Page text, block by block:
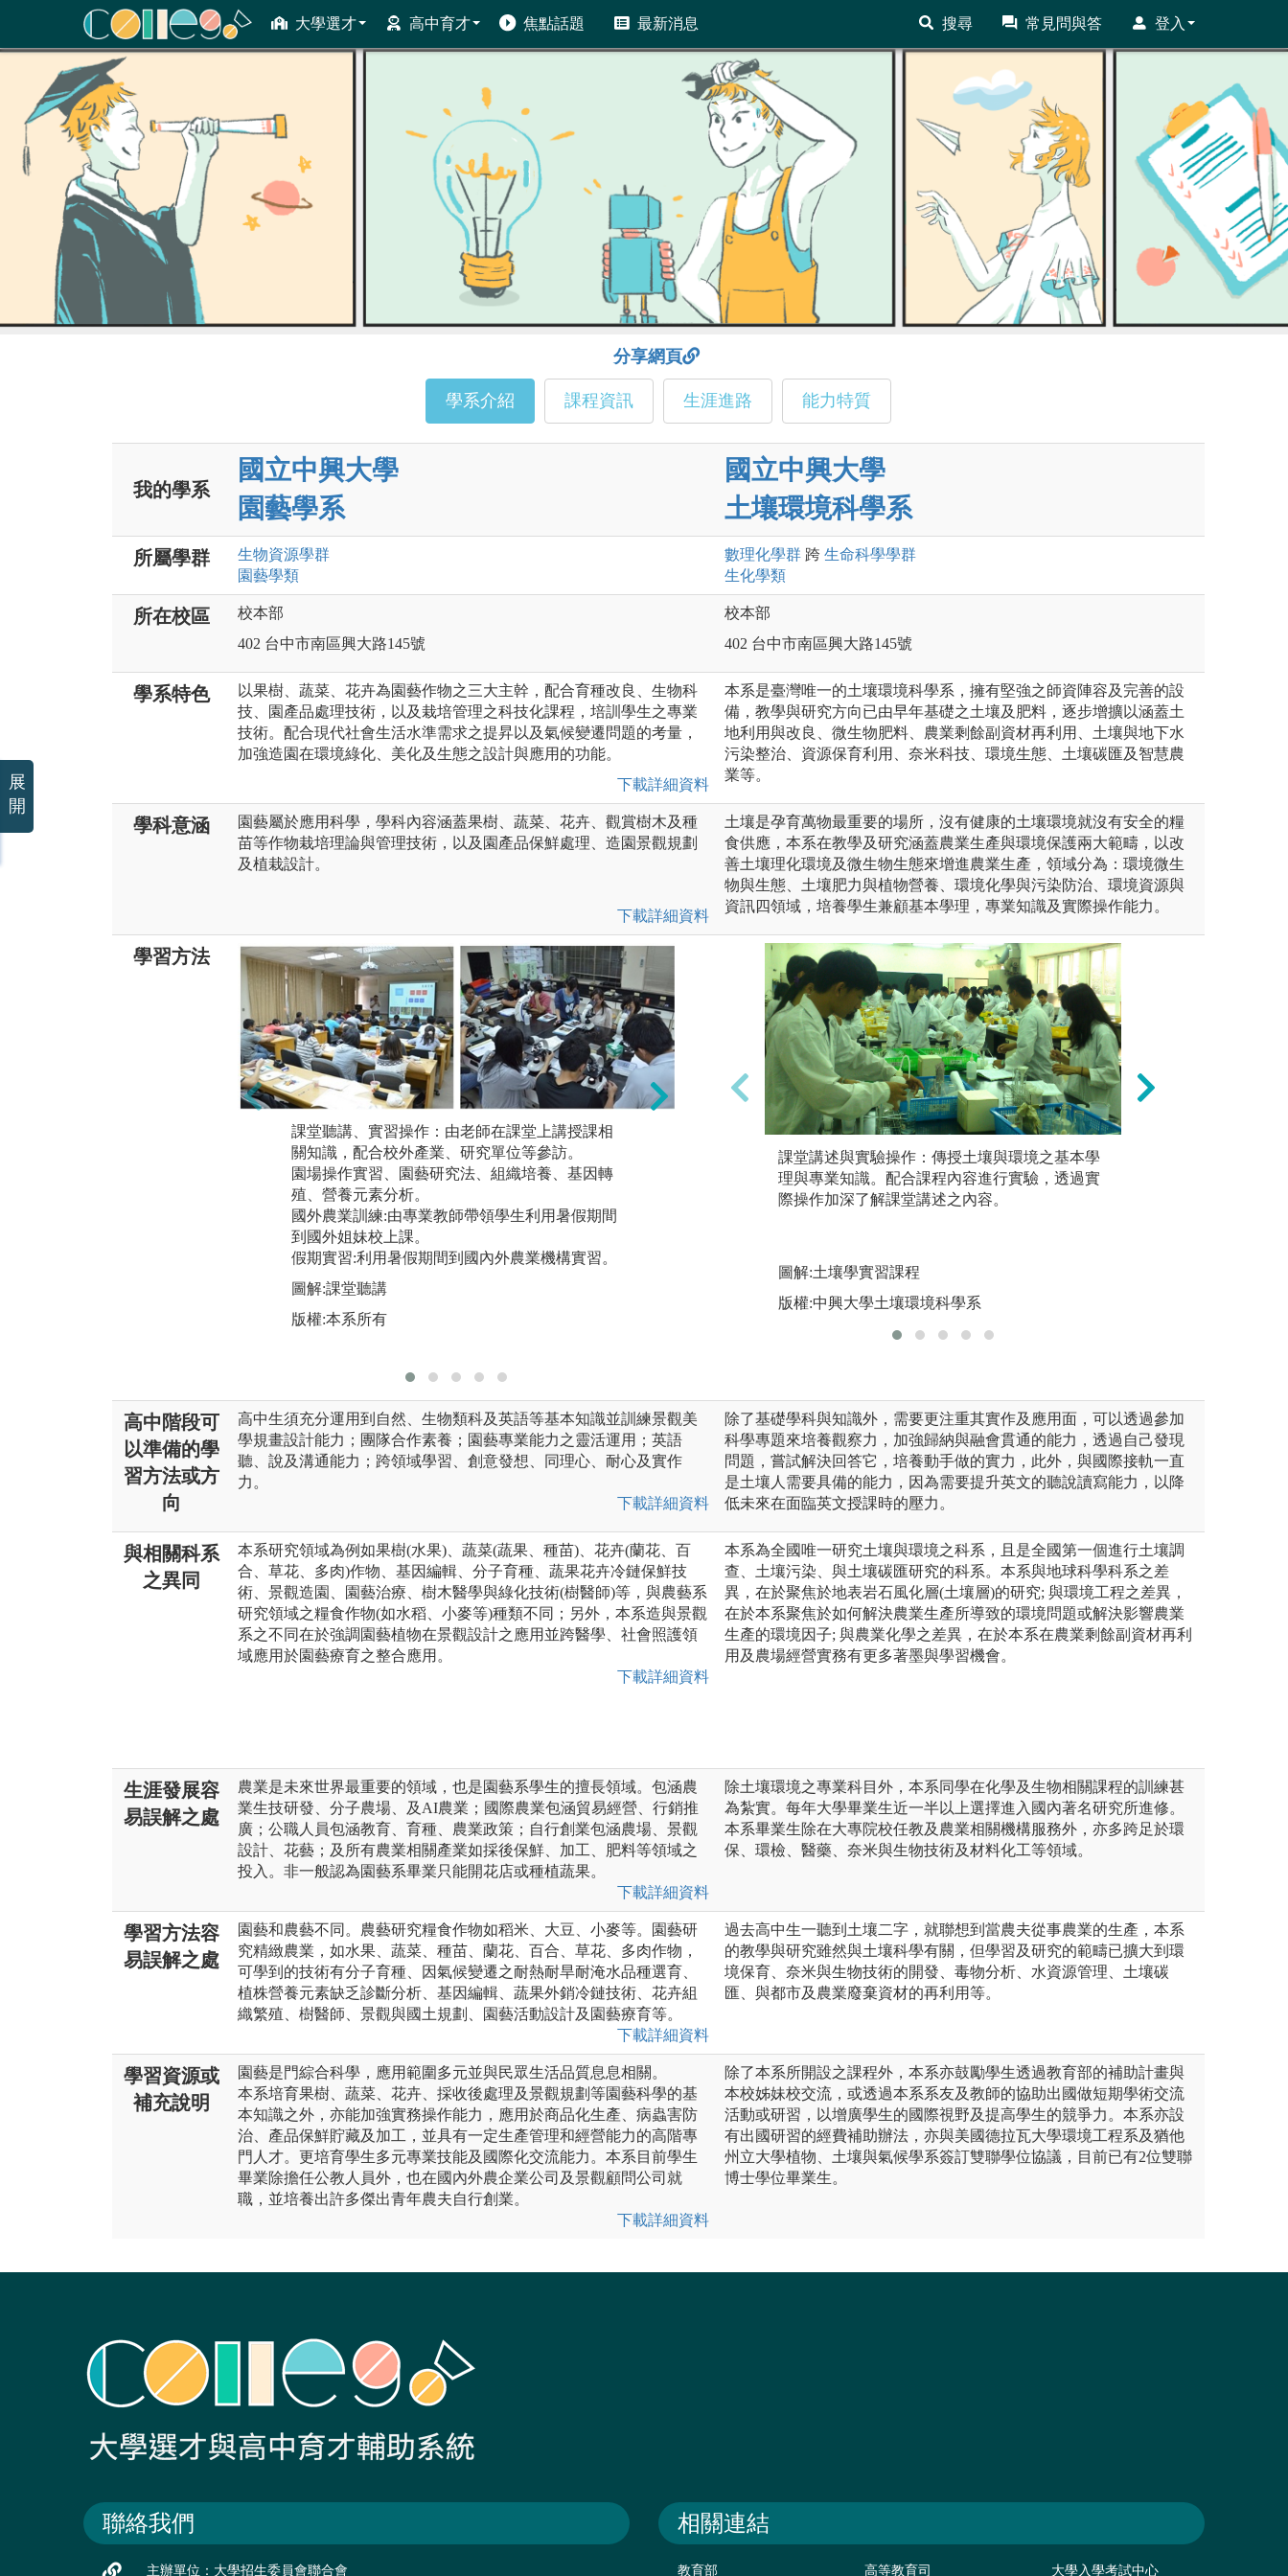
大學選才 高中育才 焦點話題 最新消息 搜尋 常見問與答 登入
ColleGo! 大學選才與高中育才輔助系統
分享網頁
學系介紹 課程資訊 生涯進路 能力特質
我的學系
國立中興大學
園藝學系
國立中興大學
土壤環境科學系
所屬學群 生物資源學群
園藝學類
數理化學群 跨 生命科學學群
生化學類
所在校區
校本部
402 台中市南區興大路145號
校本部
402 台中市南區興大路145號
學系特色
以果樹、蔬菜、花卉為園藝作物之三大主幹，配合育種改良、生物科
技、園產品處理技術，以及栽培管理之科技化課程，培訓學生之專業
技術。配合現代社會生活水準需求之提昇以及氣候變遷問題的考量，
加強造園在環境綠化、美化及生態之設計與應用的功能。
下載詳細資料
本系是臺灣唯一的土壤環境科學系，擁有堅強之師資陣容及完善的設
備，教學與研究方向已由早年基礎之土壤及肥料，逐步增擴以涵蓋土
地利用與改良、微生物肥料、農業剩餘副資材再利用、土壤與地下水
污染整治、資源保育利用、奈米科技、環境生態、土壤碳匯及智慧農
業等。
學科意涵
園藝屬於應用科學，學科內容涵蓋果樹、蔬菜、花卉、觀賞樹木及種
苗等作物栽培理論與管理技術，以及園產品保鮮處理、造園景觀規劃
及植栽設計。
下載詳細資料
土壤是孕育萬物最重要的場所，沒有健康的土壤環境就沒有安全的糧
食供應，本系在教學及研究涵蓋農業生產與環境保護兩大範疇，以改
善土壤理化環境及微生物生態來增進農業生產，領域分為：環境微生
物與生態、土壤肥力與植物營養、環境化學與污染防治、環境資源與
資訊四領域，培養學生兼顧基本學理，專業知識及實際操作能力。
學習方法
課堂聽講、實習操作：由老師在課堂上講授課相
關知識，配合校外產業、研究單位等參訪。
園場操作實習、園藝研究法、組織培養、基因轉
殖、營養元素分析。
國外農業訓練:由專業教師帶領學生利用暑假期間
到國外姐妹校上課。
假期實習:利用暑假期間到國內外農業機構實習。
圖解:課堂聽講
版權:本系所有
研究方法：學生加入各領域實驗室進行研究，並
利用科學驗證方法分析實驗結果。引導學生進入
研究的領域，進而能進行研究、蒐集資料、統計
版權:本系所有
課堂講述與實驗操作：傳授土壤與環境之基本學
理與專業知識。配合課程內容進行實驗，透過實
際操作加深了解課堂講述之內容。
圖解:土壤學實習課程
版權:中興大學土壤環境科學系
高中階段可
以準備的學
習方法或方
向
高中生須充分運用到自然、生物類科及英語等基本知識並訓練景觀美
學規畫設計能力；團隊合作素養；園藝專業能力之靈活運用；英語
聽、說及溝通能力；跨領域學習、創意發想、同理心、耐心及實作
力。
下載詳細資料
除了基礎學科與知識外，需要更注重其實作及應用面，可以透過參加
科學專題來培養觀察力，加強歸納與融會貫通的能力，透過自己發現
問題，嘗試解決回答它，培養動手做的實力，此外，與國際接軌一直
是土壤人需要具備的能力，因為需要提升英文的聽說讀寫能力，以降
低未來在面臨英文授課時的壓力。
與相關科系
之異同
本系研究領域為例如果樹(水果)、蔬菜(蔬果、種苗)、花卉(蘭花、百
合、草花、多肉)作物、基因編輯、分子育種、蔬果花卉冷鏈保鮮技
術、景觀造園、園藝治療、樹木醫學與綠化技術(樹醫師)等，與農藝系
研究領域之糧食作物(如水稻、小麥等)種類不同；另外，本系造與景觀
系之不同在於強調園藝植物在景觀設計之應用並跨醫學、社會照護領
域應用於園藝療育之整合應用。
下載詳細資料
本系為全國唯一研究土壤與環境之科系，且是全國第一個進行土壤調
查、土壤污染、與土壤碳匯研究的科系。本系與地球科學科系之差
異，在於聚焦於地表岩石風化層(土壤層)的研究; 與環境工程之差異，
在於本系聚焦於如何解決農業生產所導致的環境問題或解決影響農業
生產的環境因子; 與農業化學之差異，在於本系在農業剩餘副資材再利
用及農場經營實務有更多著墨與學習機會。
生涯發展容
易誤解之處
農業是未來世界最重要的領域，也是園藝系學生的擅長領域。包涵農
業生技研發、分子農場、及AI農業；國際農業包涵貿易經營、行銷推
廣；公職人員包涵教育、育種、農業政策；自行創業包涵農場、景觀
設計、花藝；及所有農業相關產業如採後保鮮、加工、肥料等領域之
投入。非一般認為園藝系畢業只能開花店或種植蔬果。
下載詳細資料
除土壤環境之專業科目外，本系同學在化學及生物相關課程的訓練甚
為紮實。每年大學畢業生近一半以上選擇進入國內著名研究所進修。
本系畢業生除在大專院校任教及農業相關機構服務外，亦多跨足於環
保、環檢、醫藥、奈米與生物技術及材料化工等領域。
學習方法容
易誤解之處
園藝和農藝不同。農藝研究糧食作物如稻米、大豆、小麥等。園藝研
究精緻農業，如水果、蔬菜、種苗、蘭花、百合、草花、多肉作物，
可學到的技術有分子育種、因氣候變遷之耐熱耐旱耐淹水品種選育、
植株營養元素缺乏診斷分析、基因編輯、蔬果外銷冷鏈技術、花卉組
織繁殖、樹醫師、景觀與國土規劃、園藝活動設計及園藝療育等。
下載詳細資料
過去高中生一聽到土壤二字，就聯想到當農夫從事農業的生產，本系
的教學與研究雖然與土壤科學有關，但學習及研究的範疇已擴大到環
境保育、奈米與生物技術的開發、毒物分析、水資源管理、土壤碳
匯、與都市及農業廢棄資材的再利用等。
學習資源或
補充說明
園藝是門綜合科學，應用範圍多元並與民眾生活品質息息相關。
本系培育果樹、蔬菜、花卉、採收後處理及景觀規劃等園藝科學的基
本知識之外，亦能加強實務操作能力，應用於商品化生產、病蟲害防
治、產品保鮮貯藏及加工，並具有一定生產管理和經營能力的高階專
門人才。更培育學生多元專業技能及國際化交流能力。本系目前學生
畢業除擔任公教人員外，也在國內外農企業公司及景觀顧問公司就
職，並培養出許多傑出青年農夫自行創業。
下載詳細資料
除了本系所開設之課程外，本系亦鼓勵學生透過教育部的補助計畫與
本校姊妹校交流，或透過本系系友及教師的協助出國做短期學術交流
活動或研習，以增廣學生的國際視野及提高學生的競爭力。本系亦設
有出國研習的經費補助辦法，亦與美國德拉瓦大學環境工程系及猶他
州立大學植物、土壤與氣候學系簽訂雙聯學位協議，目前已有2位雙聯
博士學位畢業生。
聯絡我們
主辦單位：大學招生委員會聯合會
相關連結
教育部 高等教育司 大學入學考試中心
展
開